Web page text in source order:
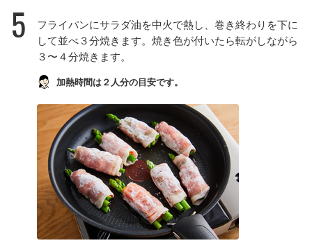
5
フライパンにサラダ油を中火で熱し、巻き終わりを下に
して並べ３分焼きます。焼き色が付いたら転がしながら
３〜４分焼きます。
加熱時間は２人分の目安です。